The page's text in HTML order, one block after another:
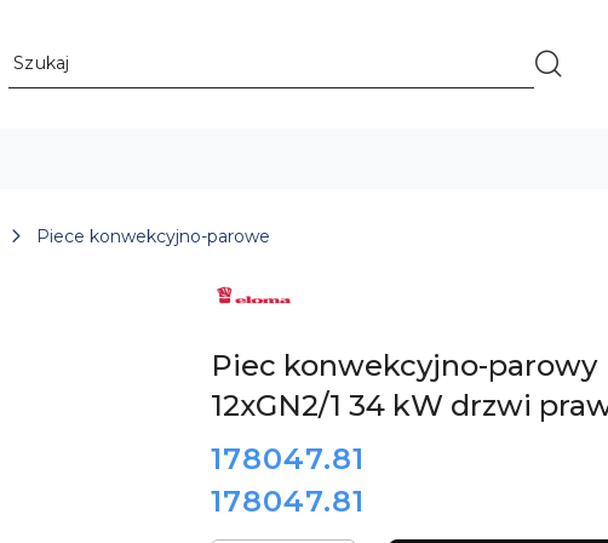
Piece konwekcyjno-parowe
NIEMIECKIEGO
PRODUCENTA
PAROWYCH
ELOMA
Piec konwekcyjno-parowy
12xGN2/1 34 kW drzwi
cena:
178047.81
Cena:
178047.81